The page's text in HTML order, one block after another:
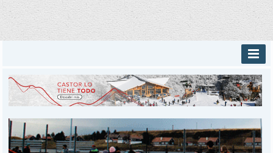
INICIO
PROVINCIALES
DEPORTES
POLICIALES